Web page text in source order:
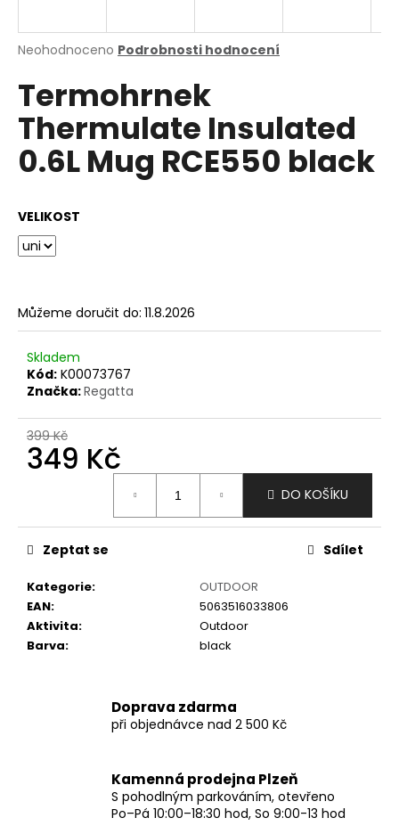
Průměrné
produktu
0,0
5
hvězdiček.
Neohodnoceno Podrobnosti hodnocení
Termohrnek
Thermulate Insulated
0.6L Mug RCE550 black
VELIKOST
Můžeme doručit do: 11.8.2026
Skladem
Kód: K00073767
Značka:Regatta
399 Kč
349 Kč
DO KOŠÍKU
Kategorie:
OUTDOOR
EAN:
5063516033806
Aktivita:
Outdoor
Barva: black
Zeptat se Sdílet
Doprava zdarma
při objednávce nad 2 500 Kč
Kamenná prodejna Plzeň
S pohodlným parkováním, otevřeno
Po–Pá 10:00–18:30 hod, So 9:00-13 hod
j
t
?
o
p
u
č
u
e